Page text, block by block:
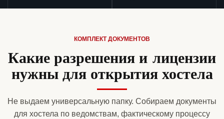
КОМПЛЕКТ ДОКУМЕНТОВ
Какие разрешения и лицензии
нужны для открытия хостела
Не выдаем универсальную папку. Собираем документы
для хостела по ведомствам, фактическому процессу